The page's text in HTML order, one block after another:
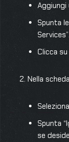
Aggiungi
Spunta
Services”.
Clicca su
Nella scheda
Spunta
se